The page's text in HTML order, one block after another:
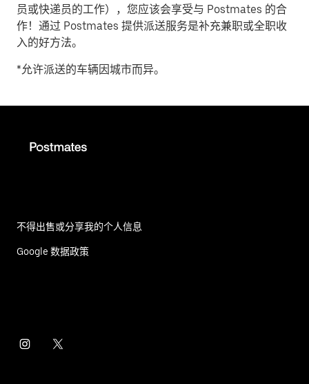
员或快递员的工作），您应该会享受与 Postmates 的合
作！通过 Postmates 提供派送服务是补充兼职或全职收
入的好方法。
*允许派送的车辆因城市而异。
不得出售或分享我的个人信息
Google 数据政策